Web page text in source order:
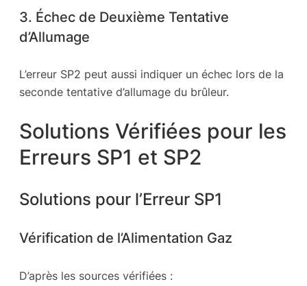
3. Échec de Deuxième Tentative
d’Allumage
L’erreur SP2 peut aussi indiquer un échec lors de la
seconde tentative d’allumage du brûleur.
Solutions Vérifiées pour les
Erreurs SP1 et SP2
Solutions pour l’Erreur SP1
Vérification de l’Alimentation Gaz
D’après les sources vérifiées :